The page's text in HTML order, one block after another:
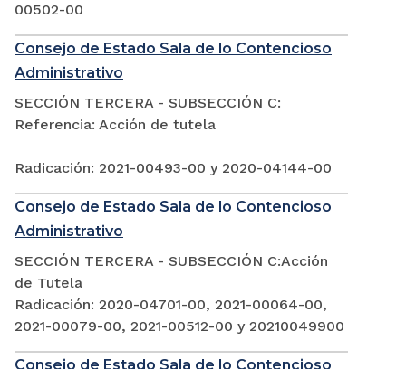
00502-00
Consejo de Estado Sala de lo Contencioso
Administrativo
SECCIÓN TERCERA - SUBSECCIÓN C:
Referencia: Acción de tutela
Radicación: 2021-00493-00 y 2020-04144-00
Consejo de Estado Sala de lo Contencioso
Administrativo
SECCIÓN TERCERA - SUBSECCIÓN C:Acción
de Tutela
Radicación: 2020-04701-00, 2021-00064-00,
2021-00079-00, 2021-00512-00 y 20210049900
Consejo de Estado Sala de lo Contencioso